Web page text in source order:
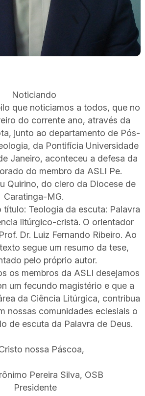
Noticiando
que noticiamos a todos, que no
do corrente ano, através da
junto ao departamento de Pós-
da Pontifícia Universidade
Janeiro, aconteceu a defesa da
do membro da ASLI Pe.
Quirino, do clero da Diocese de
Caratinga-MG.
Teologia da escuta: Palavra
litúrgico-cristã. O orientador
Dr. Luiz Fernando Ribeiro. Ao
segue um resumo da tese,
pelo próprio autor.
os membros da ASLI desejamos
um fecundo magistério e que a
da Ciência Litúrgica, contribua
nossas comunidades eclesiais o
de escuta da Palavra de Deus.
nossa Páscoa,
Pereira Silva, OSB
Presidente